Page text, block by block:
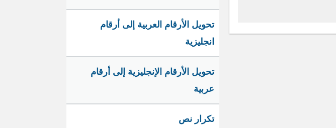
تحويل الأرقام العربية إلى أرقام
انجليزية
تحويل الأرقام الإنجليزية إلى أرقام
عربية
تكرار نص